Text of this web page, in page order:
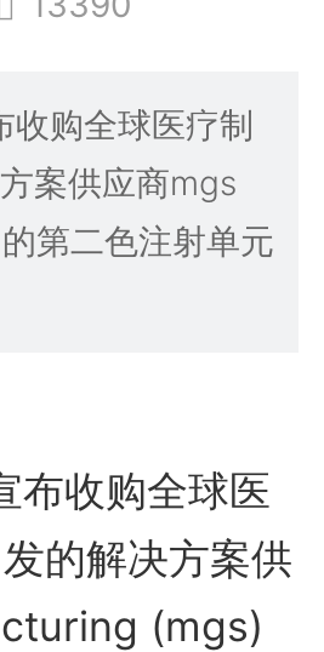
收购全球医疗制
案供应商mgs
第二色注射单元
收购全球医
的解决方案供
(mgs)